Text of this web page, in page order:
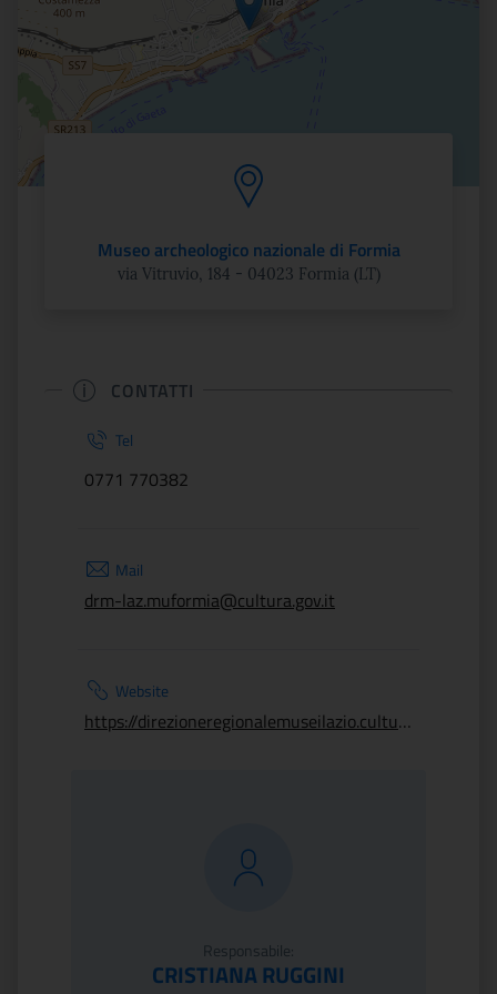
Museo archeologico nazionale di Formia
via Vitruvio, 184 - 04023 Formia (LT)
CONTATTI
Tel
0771 770382
Mail
drm-laz.muformia@cultura.gov.it
Website
https://direzioneregionalemuseilazio.cultura.gov.it/luoghi/museo-archeologico-nazionale-di-formia/
Responsabile:
CRISTIANA RUGGINI